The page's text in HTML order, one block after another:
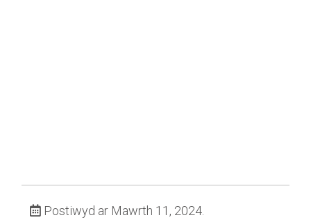
Postiwyd ar Mawrth 11, 2024.